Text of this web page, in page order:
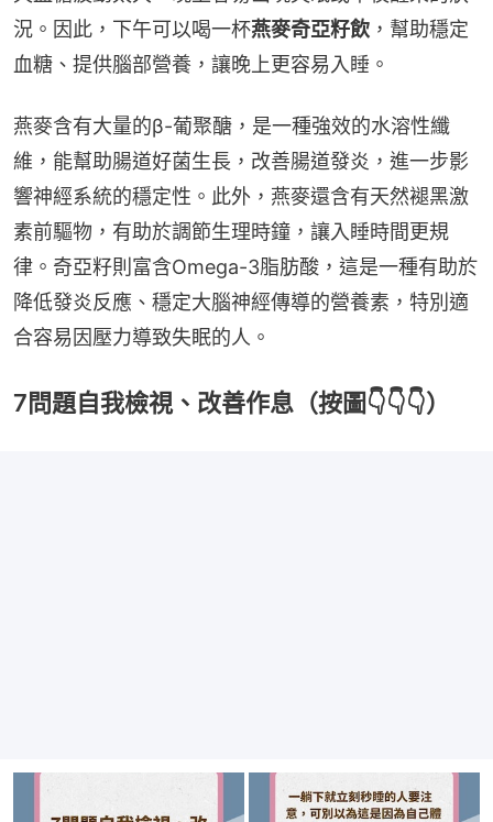
況。因此，下午可以喝一杯燕麥奇亞籽飲 ，幫助穩定
血糖、提供腦部營養，讓晚上更容易入睡。
燕麥含有大量的β-葡聚醣，是一種強效的水溶性纖
維，能幫助腸道好菌生長，改善腸道發炎，進一步影
響神經系統的穩定性。此外，燕麥還含有天然褪黑激
素前驅物，有助於調節生理時鐘，讓入睡時間更規
律。奇亞籽則富含Omega-3脂肪酸，這是一種有助於
降低發炎反應、穩定大腦神經傳導的營養素，特別適
合容易因壓力導致失眠的人。
7問題自我檢視、改善作息（按圖👇👇👇）